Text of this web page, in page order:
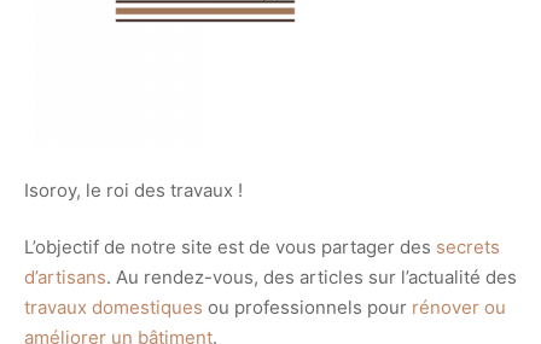
Isoroy, le roi des travaux !
L’objectif de notre site est de vous partager des secrets
d’artisans. Au rendez-vous, des articles sur l’actualité des
travaux domestiques ou professionnels pour rénover ou
améliorer un bâtiment.